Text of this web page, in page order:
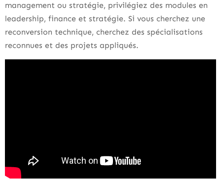
management ou stratégie, privilégiez des modules en
leadership, finance et stratégie. Si vous cherchez une
reconversion technique, cherchez des spécialisations
reconnues et des projets appliqués.